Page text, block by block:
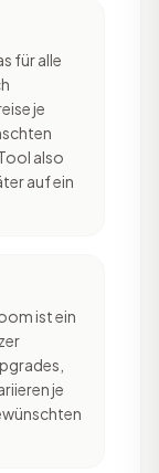
für alle
je
also
auf ein
ist ein
je